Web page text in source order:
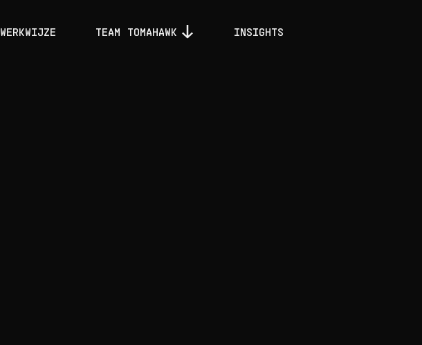
WERKWIJZE TEAM TOMAHAWK INSIGHTS